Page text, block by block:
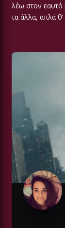
λέω στον εαυτό
τα άλλα, απλά